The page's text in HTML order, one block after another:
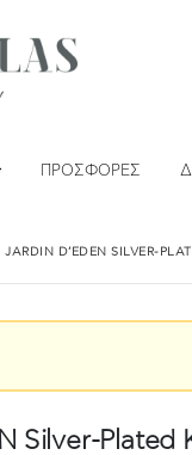
ΠΡΟΣΦΟΡΈΣ
JARDIN D’EDEN SILVER-
Silver-Plated